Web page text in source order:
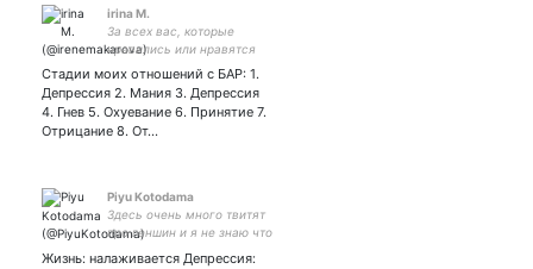
irina M.
За всех вас, которые
нравились или нравятся
Стадии моих отношений с БАР: 1.
Депрессия 2. Мания 3. Депрессия
4. Гнев 5. Охуевание 6. Принятие 7.
Отрицание 8. От…
Piyu Kotodama
Здесь очень много твитят
про геншин и я не знаю что
Жизнь: налаживается Депрессия: